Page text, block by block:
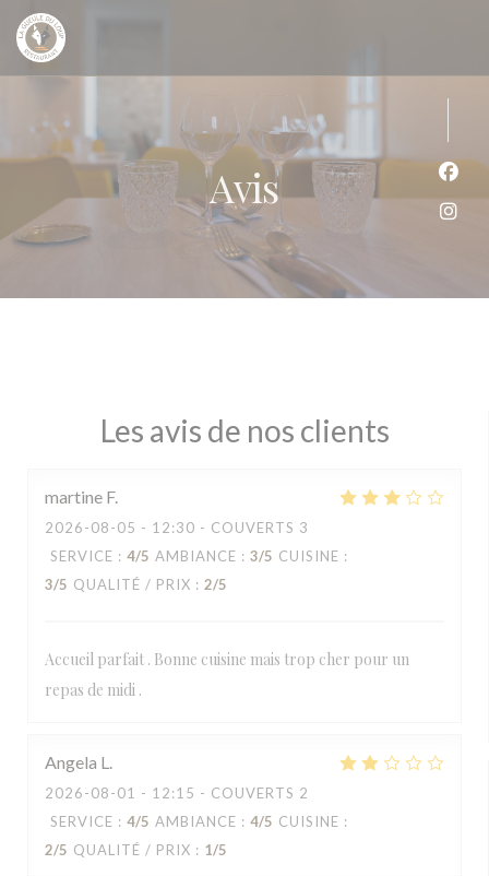
Personnalisation de vos choix en matière de cookies
Avis
Les avis de nos clients
martine F
2026-08-05 - 12:30 - COUVERTS 3
SERVICE : 4/5 AMBIANCE : 3/5 CUISINE :
3/5 QUALITÉ / PRIX : 2/5
Accueil parfait . Bonne cuisine mais trop cher pour un
repas de midi .
Angela L
2026-08-01 - 12:15 - COUVERTS 2
SERVICE : 4/5 AMBIANCE : 4/5 CUISINE :
2/5 QUALITÉ / PRIX : 1/5